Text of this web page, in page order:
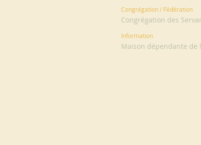
Congrégation / Fédération
Congrégation des
Information
Maison dépendante de